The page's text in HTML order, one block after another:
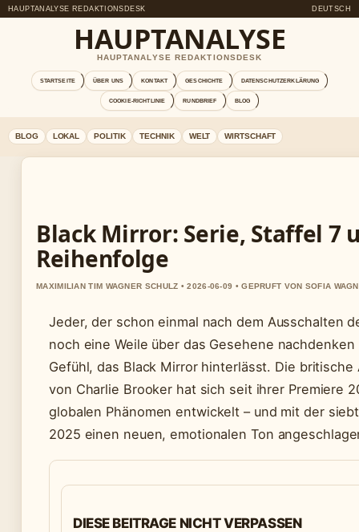
HAUPTANALYSE REDAKTIONSDESK DEUTSCH
HAUPTANALYSE
HAUPTANALYSE REDAKTIONSDESK
STARTSEITE ÜBER UNS KONTAKT GESCHICHTE DATENSCHUTZERKLÄRUNG
COOKIE-RICHTLINIE RUNDBRIEF BLOG
BLOG LOKAL POLITIK TECHNIK WELT WIRTSCHAFT
Black Mirror: Serie, Staffel 7
Reihenfolge
MAXIMILIAN TIM WAGNER SCHULZ • 2026-06-09 • GEPRUFT VON SOFIA
Jeder, der schon einmal nach dem Ausschalten
noch eine Weile über das Gesehene
Gefühl, das Black Mirror hinterlässt. Die
von Charlie Brooker hat sich seit ihrer Premiere
globalen Phänomen entwickelt – und mit der
2025 einen neuen, emotionalen Ton
DIESE BEITRAGE NICHT VERPASSEN